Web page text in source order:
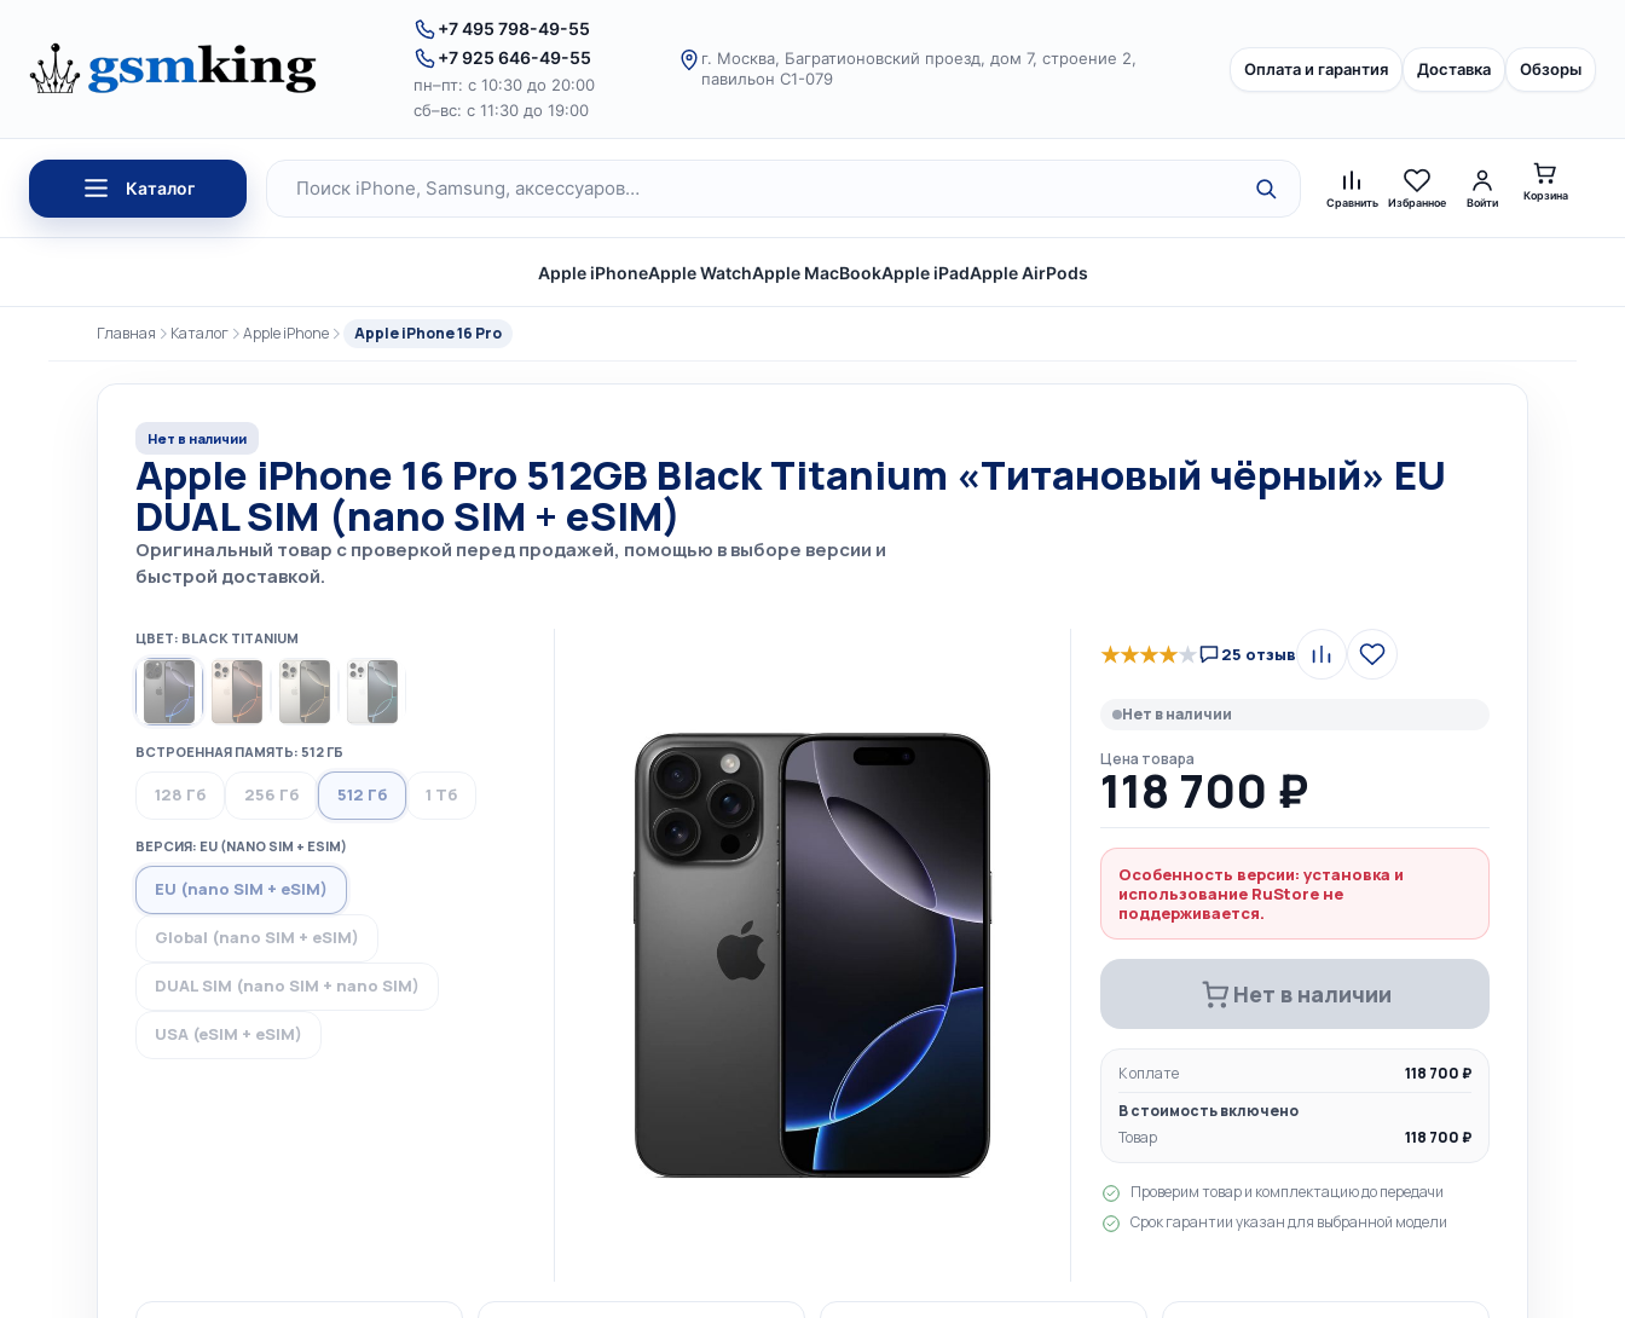
+7 495 798-49-55
+7 925 646-49-55
пн–пт: с 10:30 до 20:00
сб–вс: с 11:30 до 19:00
г. Москва, Багратионовский проезд, дом 7, строение 2,
павильон С1-079
Оплата и гарантия Доставка Обзоры
Каталог
Поиск по каталогу Сравнить Избранное Войти
Корзина
Apple iPhoneApple WatchApple MacBookApple iPadApple AirPods
Главная Каталог Apple iPhone Apple iPhone 16 Pro
Нет в наличии
Apple iPhone 16 Pro 512GB Black Titanium «Титановый чёрный» EU
DUAL SIM (nano SIM + eSIM)
Оригинальный товар с проверкой перед продажей, помощью в выборе версии и
быстрой доставкой.
ЦВЕТ: BLACK TITANIUM
ВСТРОЕННАЯ ПАМЯТЬ: 512 ГБ
128 Гб 256 Гб 512 Гб 1 Тб
ВЕРСИЯ: EU (NANO SIM + ESIM)
EU (nano SIM + eSIM)
Global (nano SIM + eSIM)
DUAL SIM (nano SIM + nano SIM)
USA (eSIM + eSIM)
★★★★★ 25 отзыв Сравнить
В
избранное
Нет в наличии
Цена товара
118 700 ₽
Особенность версии: установка и
использование RuStore не
поддерживается.
Нет в наличии
К оплате
118 700 ₽
В стоимость включено
Товар
118 700 ₽
Проверим товар и комплектацию до передачи
Срок гарантии указан для выбранной модели